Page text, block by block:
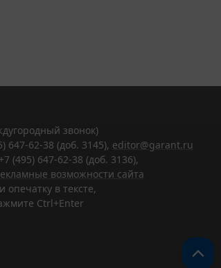
звонок)
647-62-38 (доб. 3145), editor@garant.ru
(495) 647-62-38 (доб. 3136),
возможности сайта
опечатку в тексте,
Ctrl+Enter